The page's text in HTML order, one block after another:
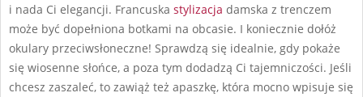
i nada Ci elegancji. Francuska stylizacja damska z trenczem
może być dopełniona botkami na obcasie. I koniecznie dołóż
okulary przeciwsłoneczne! Sprawdzą się idealnie, gdy pokaże
się wiosenne słońce, a poza tym dodadzą Ci tajemniczości. Jeśli
chcesz zaszaleć, to zawiąż też apaszkę, która mocno wpisuje się